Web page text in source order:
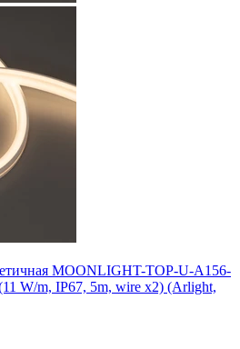
MOONLIGHT-TOP-U-A156-
W/m, IP67, 5m, wire x2) (Arlight,